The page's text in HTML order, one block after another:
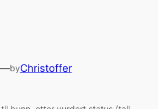
—byChristoffer